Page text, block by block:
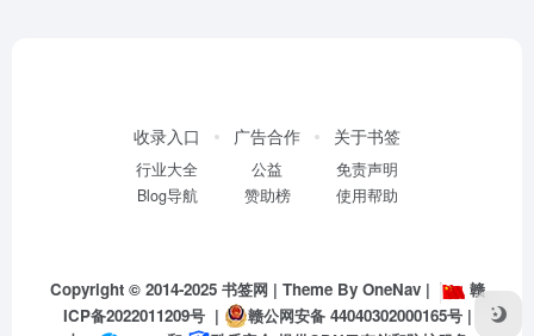
收录入口
行业大全
Blog导航
广告合作
公益
赞助榜
关于书签
免责声明
使用帮助
Copyright © 2014-2025 书签网 | Theme By OneNav|
赣
ICP备2022011209号| 赣公网安备 44040302000165号|